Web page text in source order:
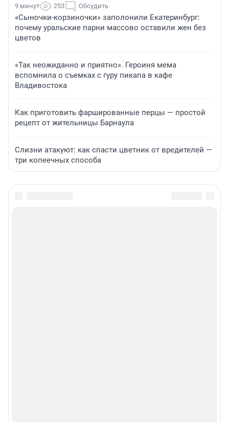
9 минут 253 Обсудить
«Сыночки-корзиночки» заполонили Екатеринбург:
почему уральские парни массово оставили жен без
цветов
«Так неожиданно и приятно». Героиня мема
вспомнила о съемках с гуру пикапа в кафе
Владивостока
Как приготовить фаршированные перцы — простой
рецепт от жительницы Барнаула
Слизни атакуют: как спасти цветник от вредителей —
три копеечных способа